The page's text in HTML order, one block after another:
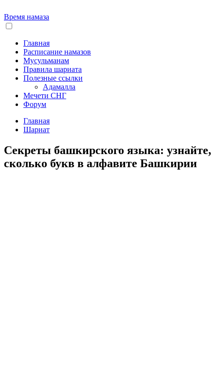
Время намаза
Главная
Расписание намазов
Мусульманам
Правила шариата
Полезные ссылки
Адамалла
Мечети СНГ
Форум
Главная
Шариат
Секреты башкирского языка: узнайте,
сколько букв в алфавите Башкирии